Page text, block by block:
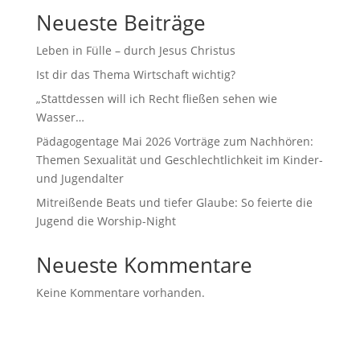
Neueste Beiträge
Leben in Fülle – durch Jesus Christus
Ist dir das Thema Wirtschaft wichtig?
„Stattdessen will ich Recht fließen sehen wie
Wasser…
Pädagogentage Mai 2026 Vorträge zum Nachhören:
Themen Sexualität und Geschlechtlichkeit im Kinder-
und Jugendalter
Mitreißende Beats und tiefer Glaube: So feierte die
Jugend die Worship-Night
Neueste Kommentare
Keine Kommentare vorhanden.